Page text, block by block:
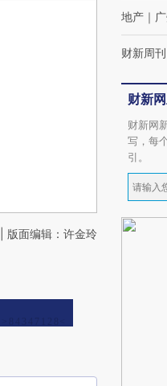
版面编辑：许金玲
地产 ｜
财新周刊
财新
财新网
写，每
引。